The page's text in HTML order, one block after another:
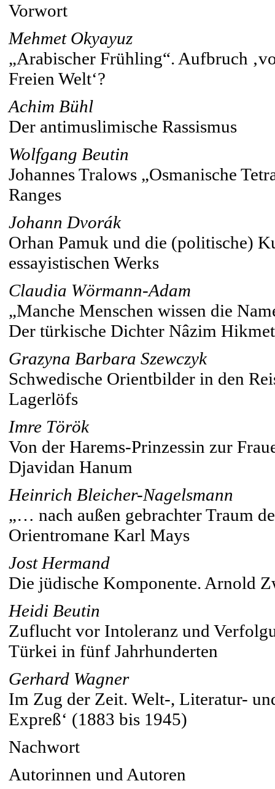
Vorwort
Mehmet Okyayuz
„Arabischer Frühling“. Aufbruch
Freien Welt‘?
Achim Bühl
Der antimuslimische Rassismus
Wolfgang Beutin
Johannes Tralows „Osmanische
Ranges
Johann Dvorák
Orhan Pamuk und die (politische)
essayistischen Werks
Claudia Wörmann-Adam
„Manche Menschen wissen die
Der türkische Dichter Nâzim Hikmet
Grazyna Barbara Szewczyk
Schwedische Orientbilder in den
Lagerlöfs
Imre Török
Von der Harems-Prinzessin zur
Djavidan Hanum
Heinrich Bleicher-Nagelsmann
„… nach außen gebrachter Traum
Orientromane Karl Mays
Jost Hermand
Die jüdische Komponente. Arnold
Heidi Beutin
Zuflucht vor Intoleranz und
Türkei in fünf Jahrhunderten
Gerhard Wagner
Im Zug der Zeit. Welt-, Literatur-
Expreß‘ (1883 bis 1945)
Nachwort
Autorinnen und Autoren